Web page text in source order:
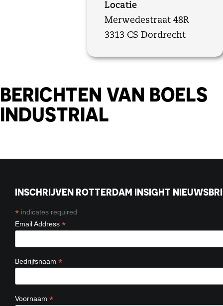
Locatie
Merwedestraat 48R
3313 CS Dordrecht
BERICHTEN VAN BOELS
INDUSTRIAL
INSCHRIJVEN ROTTERDAM INSIGHT
* indicates required
Email Address *
Bedrijfsnaam *
Voornaam *